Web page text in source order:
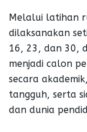
Melalui latihan
dilaksanakan
16, 23, dan 30,
menjadi calon
secara
tangguh, serta
dan dunia